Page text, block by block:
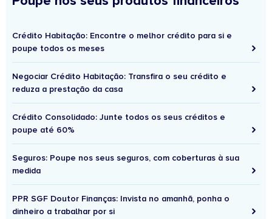
Crédito Habitação: Encontre o melhor crédito para si e
poupe todos os meses
Negociar Crédito Habitação: Transfira o seu crédito e
reduza a prestação da casa
Crédito Consolidado: Junte todos os seus créditos e
poupe até 60%
Seguros: Poupe nos seus seguros, com coberturas à sua
medida
PPR SGF Doutor Finanças: Invista no amanhã, ponha o
dinheiro a trabalhar por si